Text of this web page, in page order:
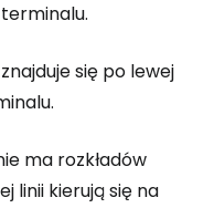
się po lewej
ma rozkładów
linii kierują się na